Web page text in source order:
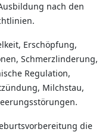
nach den
Erschöpfung,
Schmerzlinderung,
Regulation,
Milchstau,
die